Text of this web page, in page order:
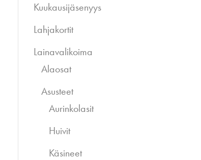
Kuukausijäsenyys
Lahjakortit
Lainavalikoima
Alaosat
Asusteet
Aurinkolasit
Huivit
Käsineet